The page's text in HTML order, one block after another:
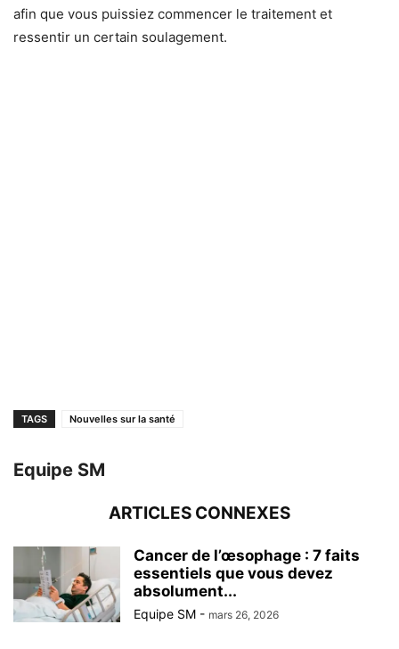
afin que vous puissiez commencer le traitement et
ressentir un certain soulagement.
TAGS Nouvelles sur la santé
Equipe SM
ARTICLES CONNEXES
Cancer de l’œsophage : 7 faits
essentiels que vous devez
absolument...
Equipe SM - mars 26, 2026